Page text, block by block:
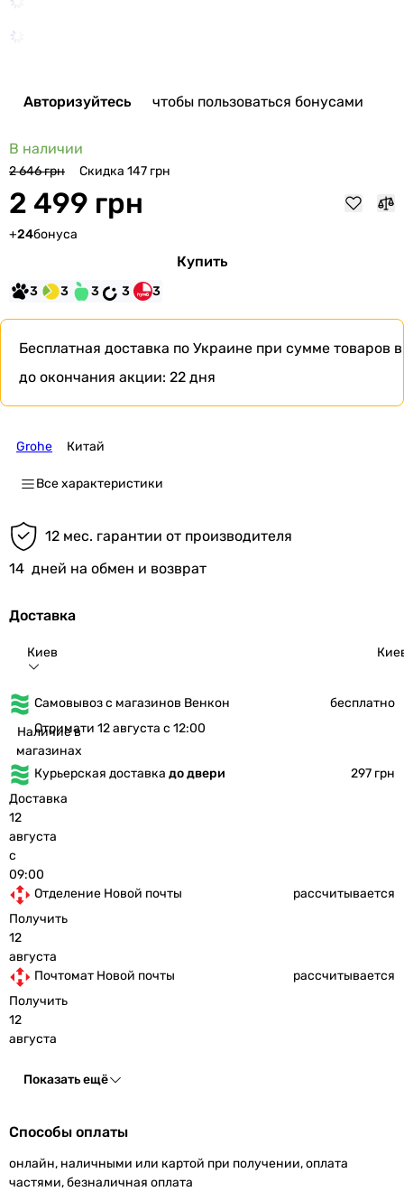
Авторизуйтесь чтобы пользоваться бонусами
В наличии
2 646 грн Скидка 147 грн
2 499 грн
+24бонуса
Купить
3 3 3 3 3
Бесплатная доставка по Украине при сумме товаров
до окончания акции: 22 дня
Grohe Китай
Все характеристики
12 мес. гарантии от производителя
14 дней на обмен и возврат
Доставка
Киев
Самовывоз с магазинов Венкон
бесплатно
Наличие в
магазинах
Отримати 12 августа с 12:00
Курьерская доставка до двери
297 грн
Доставка
12
августа
с
09:00
Отделение Новой почты
рассчитывается
Получить
12
августа
Почтомат Новой почты
рассчитывается
Получить
12
августа
Показать ещё
Способы оплаты
онлайн, наличными или картой при получении, оплата
частями, безналичная оплата